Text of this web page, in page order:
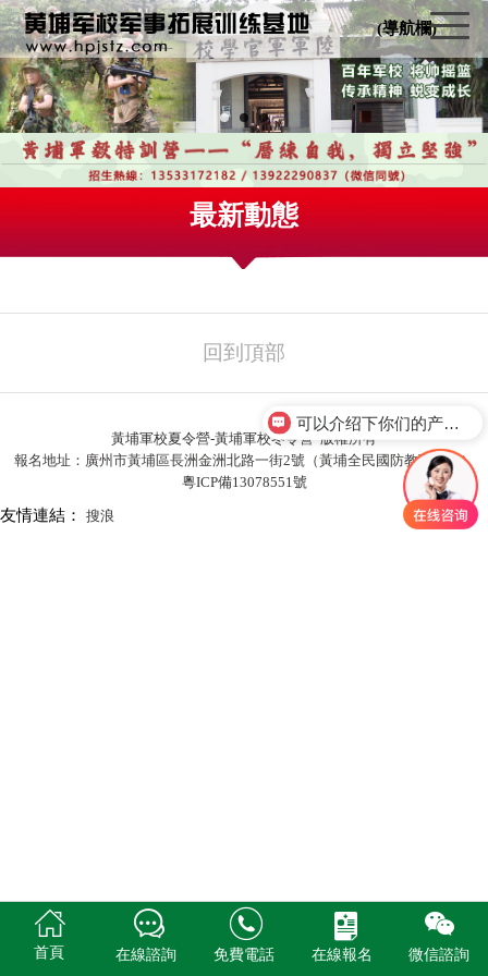
(導航欄)
最新動態
回到頂部

首頁

在線諮詢

免費電話

在線報名

微信諮詢
黃埔軍校夏令營-黃埔軍校冬令營 版權所有
報名地址：廣州市黃埔區長洲金洲北路一街2號（黃埔全民國防教育基地）
粵ICP備13078551號
友情連結： 搜浪
可以介绍下你们的产品么？